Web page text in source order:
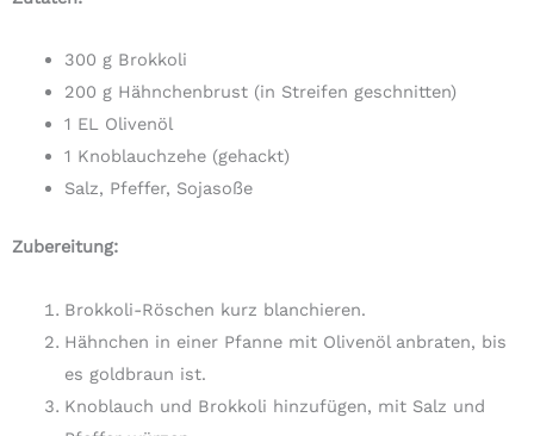
300 g Brokkoli
200 g Hähnchenbrust (in Streifen geschnitten)
1 EL Olivenöl
1 Knoblauchzehe (gehackt)
Salz, Pfeffer, Sojasoße
Zubereitung:
Brokkoli-Röschen kurz blanchieren.
Hähnchen in einer Pfanne mit Olivenöl anbraten, bis
es goldbraun ist.
Knoblauch und Brokkoli hinzufügen, mit Salz und